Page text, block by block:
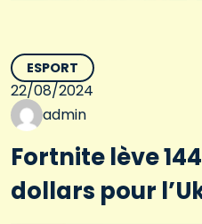
ESPORT
22/08/2024
admin
Fortnite lève
dollars pour